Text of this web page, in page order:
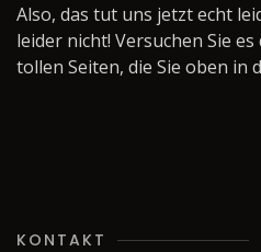
Also, das tut uns jetzt echt
leider nicht! Versuchen Sie
tollen Seiten, die Sie oben in
KONTAKT